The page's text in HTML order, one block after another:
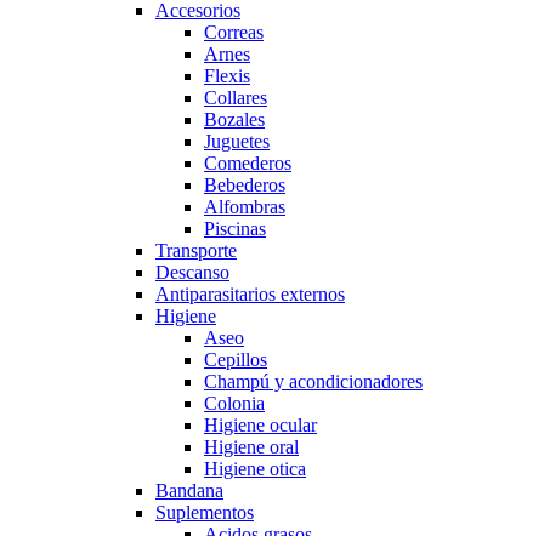
Accesorios
Correas
Arnes
Flexis
Collares
Bozales
Juguetes
Comederos
Bebederos
Alfombras
Piscinas
Transporte
Descanso
Antiparasitarios externos
Higiene
Aseo
Cepillos
Champú y acondicionadores
Colonia
Higiene ocular
Higiene oral
Higiene otica
Bandana
Suplementos